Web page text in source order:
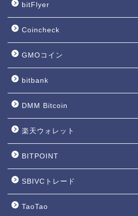
bitFlyer
Coincheck
GMOコイン
bitbank
DMM Bitcoin
楽天ウォレット
BITPOINT
SBIVCトレード
TaoTao